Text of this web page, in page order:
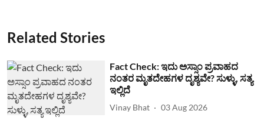
Related Stories
Fact Check: ಇದು ಅಸ್ಸಾಂ ಪ್ರವಾಹದ
ನಂತರ ಮೃತದೇಹಗಳ ದೃಶ್ಯವೇ? ಸುಳ್ಳು, ಸತ್ಯ
ಇಲ್ಲಿದೆ
Vinay Bhat 03 Aug 2026